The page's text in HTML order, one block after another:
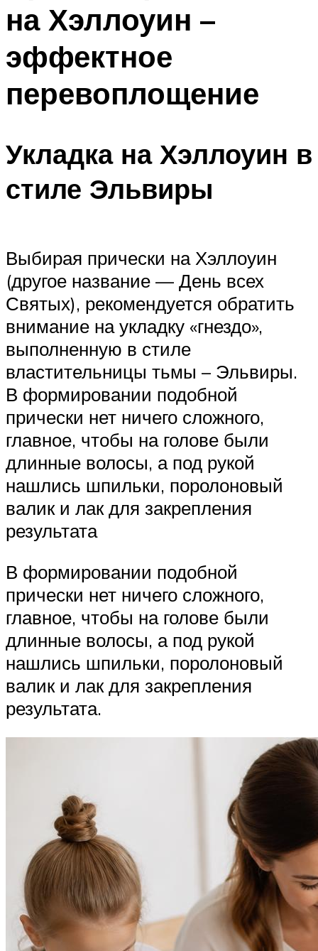
Меню
на Хэллоуин –
эффектное
перевоплощение
Укладка на Хэллоуин в
стиле Эльвиры
Выбирая прически на Хэллоуин
(другое название — День всех
Святых), рекомендуется обратить
внимание на укладку «гнездо»,
выполненную в стиле
властительницы тьмы – Эльвиры.
В формировании подобной
прически нет ничего сложного,
главное, чтобы на голове были
длинные волосы, а под рукой
нашлись шпильки, поролоновый
валик и лак для закрепления
результата
В формировании подобной
прически нет ничего сложного,
главное, чтобы на голове были
длинные волосы, а под рукой
нашлись шпильки, поролоновый
валик и лак для закрепления
результата.